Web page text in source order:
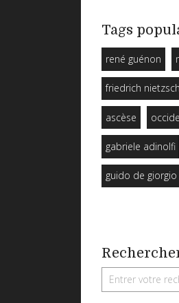
Tags
rené guénon
friedrich
ascèse
gabriele adinolfi
guido de giorgio